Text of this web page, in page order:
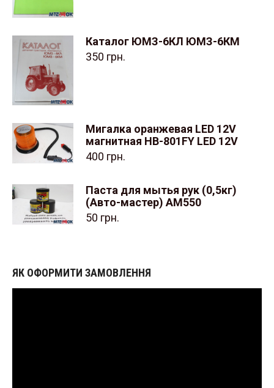
Каталог ЮМЗ-6КЛ ЮМЗ-6КМ
350 грн.
Мигалка оранжевая LED 12V
магнитная HB-801FY LED 12V
400 грн.
Паста для мытья рук (0,5кг)
(Авто-мастер) АМ550
50 грн.
ЯК ОФОРМИТИ ЗАМОВЛЕННЯ